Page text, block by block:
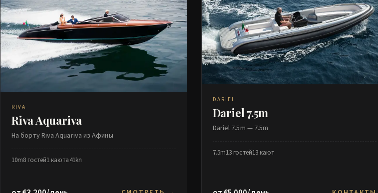
RIVA
Riva Aquariva
На борту Riva Aquariva из Афины
10m8 гостей1 каюта41kn
DARIEL
Dariel 7.5m
Dariel 7.5m — 7.5m
7.5m13 гостей13 кают